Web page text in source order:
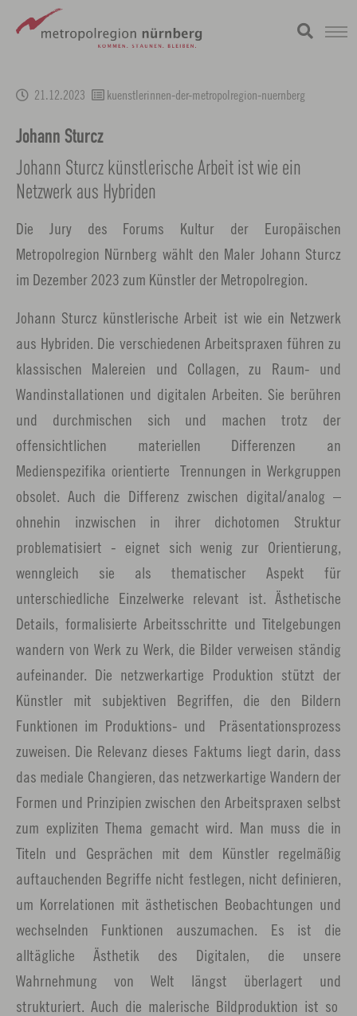
Hauptinhalt
21.12.2023 kuenstlerinnen-der-metropolregion-nuernberg
Johann Sturcz
Johann Sturcz künstlerische Arbeit ist wie ein
Netzwerk aus Hybriden
Die Jury des Forums Kultur der Europäischen
Metropolregion Nürnberg wählt den Maler Johann Sturcz
im Dezember 2023 zum Künstler der Metropolregion.
Johann Sturcz künstlerische Arbeit ist wie ein Netzwerk
aus Hybriden. Die verschiedenen Arbeitspraxen führen zu
klassischen Malereien und Collagen, zu Raum- und
Wandinstallationen und digitalen Arbeiten. Sie berühren
und durchmischen sich und machen trotz der
offensichtlichen materiellen Differenzen an
Medienspezifika orientierte Trennungen in Werkgruppen
obsolet. Auch die Differenz zwischen digital/analog –
ohnehin inzwischen in ihrer dichotomen Struktur
problematisiert - eignet sich wenig zur Orientierung,
wenngleich sie als thematischer Aspekt für
unterschiedliche Einzelwerke relevant ist. Ästhetische
Details, formalisierte Arbeitsschritte und Titelgebungen
wandern von Werk zu Werk, die Bilder verweisen ständig
aufeinander. Die netzwerkartige Produktion stützt der
Künstler mit subjektiven Begriffen, die den Bildern
Funktionen im Produktions- und Präsentationsprozess
zuweisen. Die Relevanz dieses Faktums liegt darin, dass
das mediale Changieren, das netzwerkartige Wandern der
Formen und Prinzipien zwischen den Arbeitspraxen selbst
zum expliziten Thema gemacht wird. Man muss die in
Titeln und Gesprächen mit dem Künstler regelmäßig
auftauchenden Begriffe nicht festlegen, nicht definieren,
um Korrelationen mit ästhetischen Beobachtungen und
wechselnden Funktionen auszumachen. Es ist die
alltägliche Ästhetik des Digitalen, die unsere
Wahrnehmung von Welt längst überlagert und
strukturiert. Auch die malerische Bildproduktion ist so